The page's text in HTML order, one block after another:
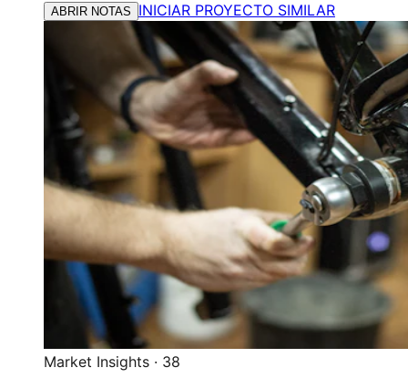
ABRIR NOTAS INICIAR PROYECTO SIMILAR
Market Insights · 38